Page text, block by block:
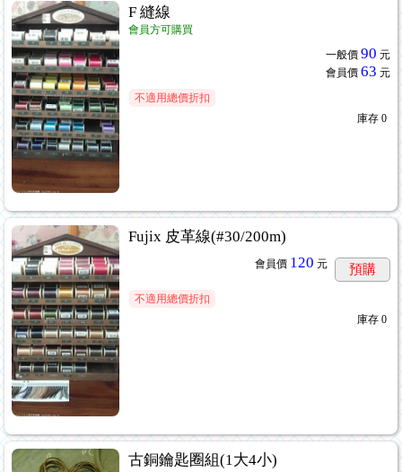
F 縫線
會員方可購買
一般價 90 元
會員價 63 元
不適用總價折扣
庫存 0
Fujix 皮革線(#30/200m)
會員價 120 元 預購
不適用總價折扣
庫存 0
古銅鑰匙圈組(1大4小)